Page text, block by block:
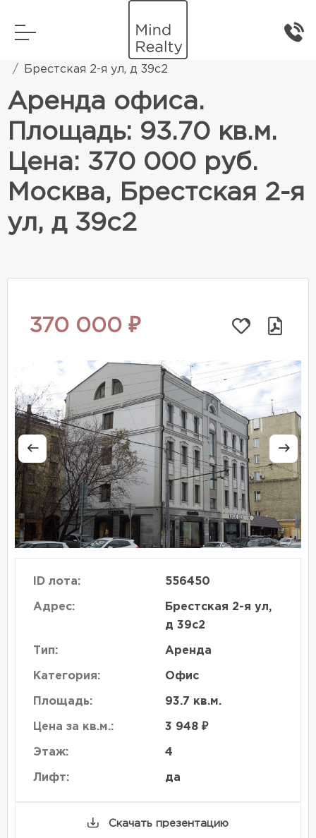
Коммерческая недвижимость
Брестская 2-я ул, д 39с2
Аренда офиса.
Площадь: 93.70 кв.м.
Цена: 370 000 руб.
Москва, Брестская 2-я
ул, д 39с2
370 000 ₽
ID лота: 556450
Адрес:
Брестская 2-я ул,
д 39с2
Тип: Аренда
Категория: Офис
Площадь: 93.7 кв.м.
Цена за кв.м.: 3 948 ₽
Этаж: 4
Лифт: да
Скачать презентацию